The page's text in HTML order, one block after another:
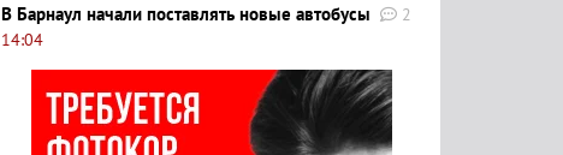
В Барнаул начали поставлять новые автобусы
2
14:04